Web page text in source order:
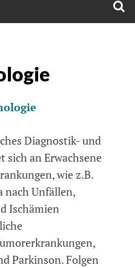
Diagnostik- und
sich an Erwachsene
wie z.B.
nach Unfällen,
Ischämien
Parkinson. Folgen